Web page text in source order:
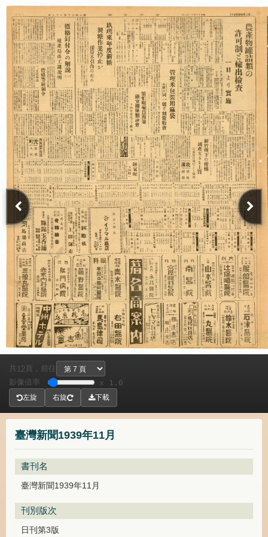
臺灣新聞1939年11月
書刊名
臺灣新聞1939年11月
刊別版次
日刊第3版
共 12頁， 前往
影像倍率
x 1.0
左旋 右旋 下載